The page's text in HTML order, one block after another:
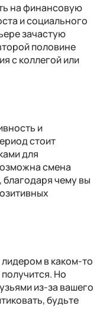
на финансовую
и социального
зачастую
половине
с коллегой или
и
стоит
для
смена
чему вы
лидером в каком-то
Но
из-за вашего
будьте